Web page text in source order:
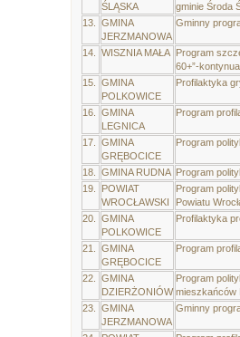
ŚLĄSKA
gminie Środa
13.
GMINA
JERZMANOWA
Gminny
14. WISZNIA MAŁA Program
60+”-
15.
GMINA
POLKOWICE
Profilaktyka
16.
GMINA
LEGNICA
Program
17.
GMINA
GRĘBOCICE
Program
18. GMINA RUDNA Program
19.
POWIAT
WROCŁAWSKI
Program
Powiatu
20.
GMINA
POLKOWICE
Profilaktyka
21.
GMINA
GRĘBOCICE
Program
22.
GMINA
DZIERŻONIÓW
Program
mieszkańców
23.
GMINA
JERZMANOWA
Gminny